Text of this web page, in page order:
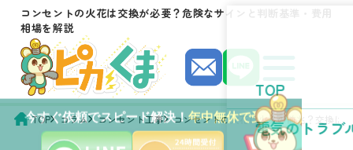
コンセントの火花は交換が必要？危険なサインと判断基準・費用
相場を解説
TOP
電気のトラブ
TOP コラム コンセント工事 コンセントの火花は火災の前兆？交換は
今すぐ依頼でスピード解決！年中無休で受付中！